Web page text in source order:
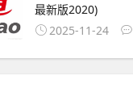
最新版2020)
2025-11-24